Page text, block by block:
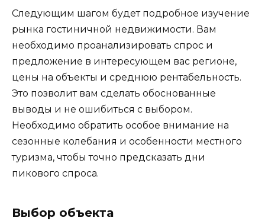
Следующим шагом будет подробное изучение
рынка гостиничной недвижимости. Вам
необходимо проанализировать спрос и
предложение в интересующем вас регионе,
цены на объекты и среднюю рентабельность.
Это позволит вам сделать обоснованные
выводы и не ошибиться с выбором.
Необходимо обратить особое внимание на
сезонные колебания и особенности местного
туризма, чтобы точно предсказать дни
пикового спроса.
Выбор объекта